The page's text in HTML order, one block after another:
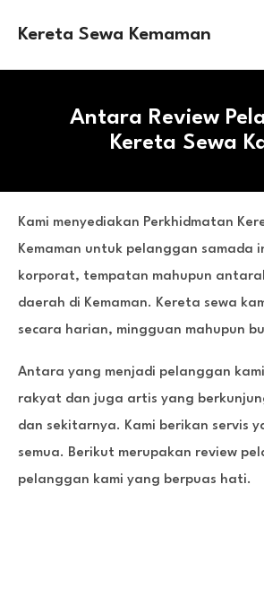
Kereta Sewa Kemaman
Antara Review
Kereta Sewa
Kami menyediakan Perkhidmatan
Kemaman untuk pelanggan samada
korporat, tempatan mahupun
daerah di Kemaman. Kereta sewa
secara harian, mingguan mahupun
Antara yang menjadi pelanggan
rakyat dan juga artis yang
dan sekitarnya. Kami berikan servis
semua. Berikut merupakan review
pelanggan kami yang berpuas hati.